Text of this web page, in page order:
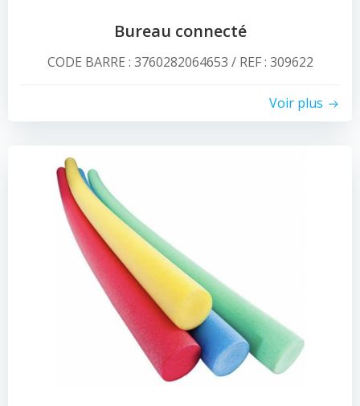
Bureau connecté
CODE BARRE : 3760282064653 / REF : 309622
Voir plus